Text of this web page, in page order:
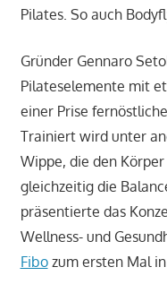
Pilates. So auch
Gründer Gennaro
Pilateselemente mit
einer Prise
Trainiert wird unter
Wippe, die den
gleichzeitig die
präsentierte das
Wellness- und
Fibozum ersten Mal